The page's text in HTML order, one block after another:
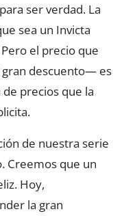
ser verdad. La
sea un Invicta
el precio que
descuento— es
precios que la
de nuestra serie
Creemos que un
Hoy,
la gran